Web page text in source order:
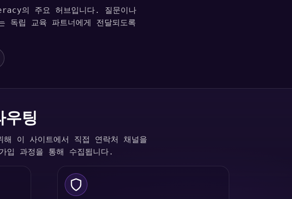
의 주요 허브입니다. 질문이나
독립 교육 파트너에게 전달되도록
팅
이 사이트에서 직접 연락처 채널을
입 과정을 통해 수집됩니다.